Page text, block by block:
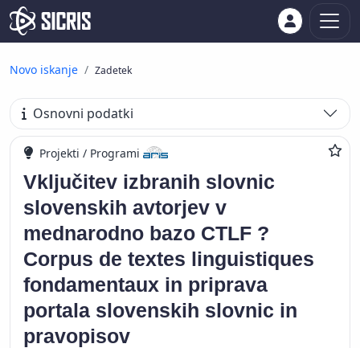
Novo iskanje Zadetek
Osnovni podatki
Projekti / Programi
Vključitev izbranih slovnic
slovenskih avtorjev v
mednarodno bazo CTLF ?
Corpus de textes linguistiques
fondamentaux in priprava
portala slovenskih slovnic in
pravopisov